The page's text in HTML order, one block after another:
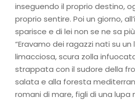
inseguendo il proprio destino,
proprio sentire. Poi un giorno,
sparisce e di lei non se ne sa
“Eravamo dei ragazzi nati su
limacciosa, scura zolla
strappata con il sudore della
salata e alla foresta
romani di mare, figli di una lupa